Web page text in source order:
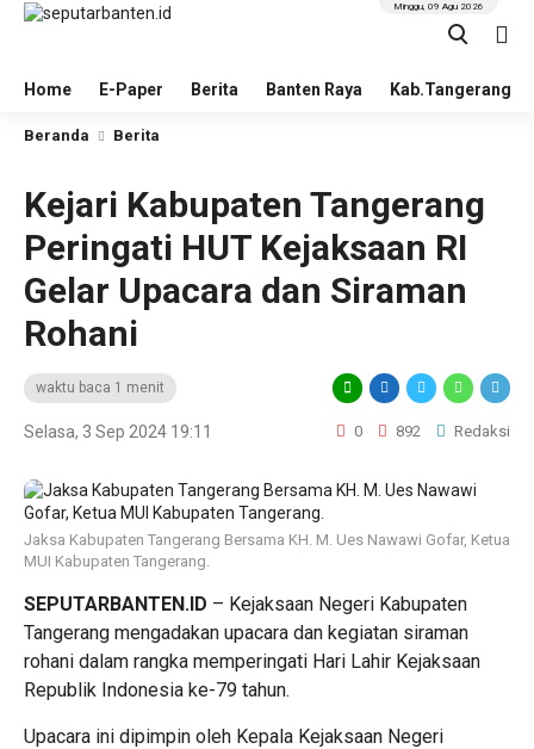
Home E-Paper Berita Banten Raya Kab.Tangerang
Minggu, 09 Agu 2026
Beranda Berita
Kejari Kabupaten Tangerang
Peringati HUT Kejaksaan RI
Gelar Upacara dan Siraman
Rohani
waktu baca 1 menit
Selasa, 3 Sep 2024 19:11 0 892 Redaksi
Jaksa Kabupaten Tangerang Bersama KH. M. Ues Nawawi Gofar, Ketua
MUI Kabupaten Tangerang.
SEPUTARBANTEN.ID – Kejaksaan Negeri Kabupaten
Tangerang mengadakan upacara dan kegiatan siraman
rohani dalam rangka memperingati Hari Lahir Kejaksaan
Republik Indonesia ke-79 tahun.
Upacara ini dipimpin oleh Kepala Kejaksaan Negeri